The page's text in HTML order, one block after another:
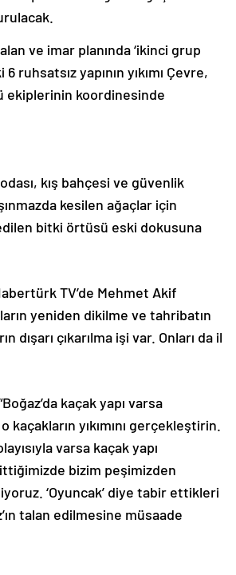
ve imar planında ‘ikinci grup
ruhsatsız yapının yıkımı Çevre,
ekiplerinin koordinesinde
kış bahçesi ve güvenlik
kesilen ağaçlar için
bitki örtüsü eski dokusuna
TV’de Mehmet Akif
yeniden dikilme ve tahribatın
çıkarılma işi var. Onları da il
kaçak yapı varsa
yıkımını gerçekleştirin.
varsa kaçak yapı
bizim peşimizden
‘Oyuncak’ diye tabir ettikleri
talan edilmesine müsaade